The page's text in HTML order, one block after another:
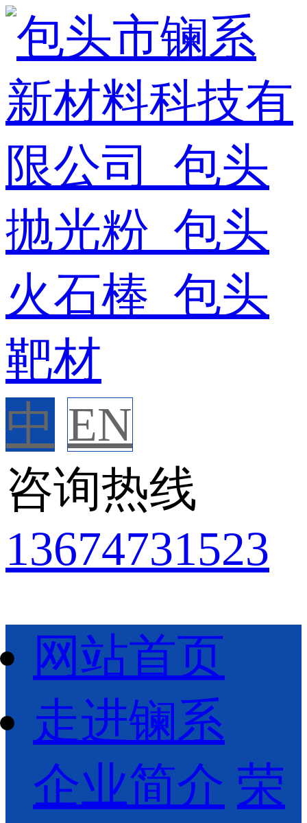
中 EN
咨询热线
13674731523
网站首页
走进镧系
企业简介 荣